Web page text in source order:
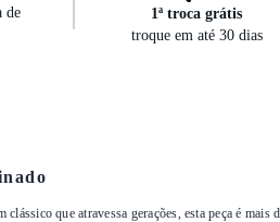
de
1ª troca grátis
troque em até 30 dias
que atravessa gerações, esta peça é mais